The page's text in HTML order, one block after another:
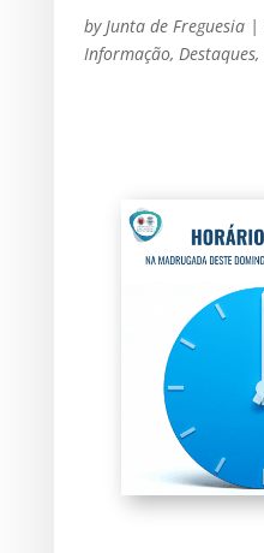
by Junta de Freguesia|
Informação, Destaques,